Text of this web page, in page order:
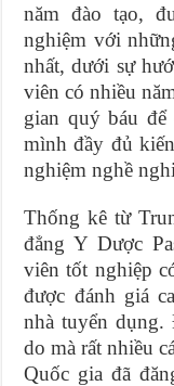
năm đào tạo,
nghiệm với
nhất, dưới sự
viên có nhiều
gian quý báu
mình đầy đủ
nghiệm nghề
Thống kê từ
đẳng Y Dược
viên tốt nghiệp
được đánh giá
nhà tuyển
do mà rất nhiều
Quốc gia đã